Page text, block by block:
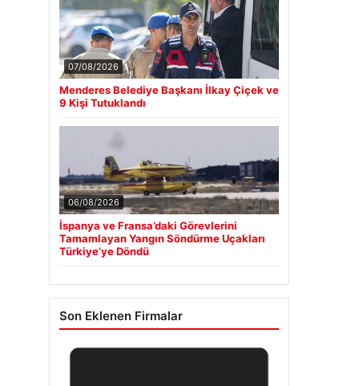
07/08/2026
Menderes Belediye Başkanı İlkay Çiçek ve
9 Kişi Tutuklandı
06/08/2026
İspanya ve Fransa’daki Görevlerini
Tamamlayan Yangın Söndürme Uçakları
Türkiye’ye Döndü
Son Eklenen Firmalar